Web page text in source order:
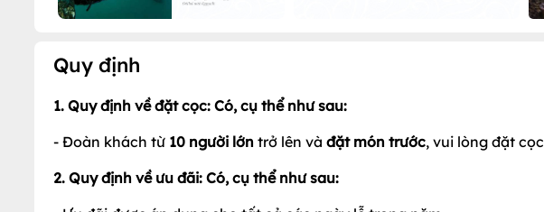
Quy định
1. Quy định về đặt cọc: Có, cụ thể như sau:
- Đoàn khách từ 10 người lớn trở lên và đặt món trước, vui lòng đặt cọc
2. Quy định về ưu đãi: Có, cụ thể như sau: